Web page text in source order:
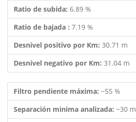
Ratio de subida: 6.89 %
Ratio de bajada : 7.19 %
Desnivel positivo por Km: 30.71 m
Desnivel negativo por Km: 31.04 m
Filtro pendiente máxima: ~55 %
Separación minima analizada: ~30 m